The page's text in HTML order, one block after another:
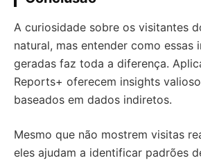
A curiosidade sobre os visitantes
natural, mas entender como essas
geradas faz toda a diferença.
Reports+ oferecem insights
baseados em dados indiretos.
Mesmo que não mostrem visitas
eles ajudam a identificar padrões